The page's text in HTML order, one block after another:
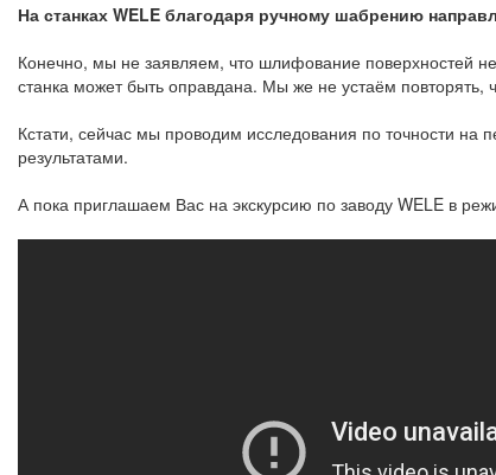
На станках WELE благодаря ручному шабрению
Конечно, мы не заявляем, что шлифование поверхностей
станка может быть оправдана. Мы же не устаём повторять,
Кстати, сейчас мы проводим исследования по точности на
результатами.
А пока приглашаем Вас на экскурсию по заводу WELE в